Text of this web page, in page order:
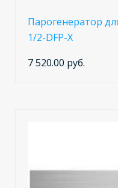
Парогенератор
1/2-DFP-X
7 520.00 руб.